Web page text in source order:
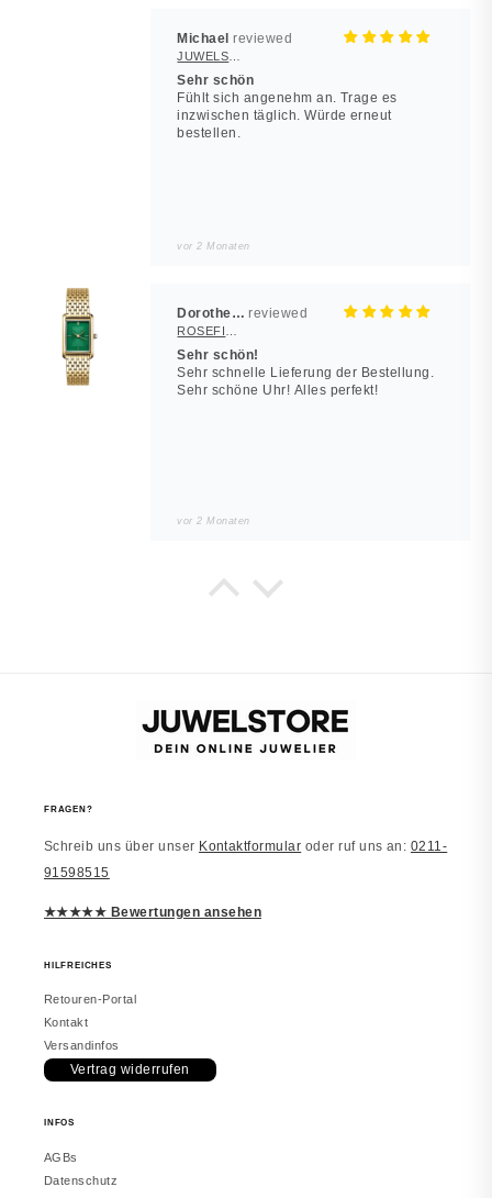
Michael
Sehr schön
Fühlt sich angenehm an. Trage es
inzwischen täglich. Würde erneut
bestellen.
vor 2 Monaten
Dorothea Hilbert
Sehr schön!
Sehr schnelle Lieferung der Bestellung.
Sehr schöne Uhr! Alles perfekt!
vor 2 Monaten
Noah
Richtig schön
Macht einen edlen Eindruck. Trage es
vor 2 Monaten
FRAGEN?
Schreib uns über unser Kontaktformular oder ruf uns an: 0211-
91598515
★★★★★ Bewertungen ansehen
HILFREICHES
Retouren-Portal
Kontakt
Versandinfos
Vertrag widerrufen
INFOS
AGBs
Datenschutz